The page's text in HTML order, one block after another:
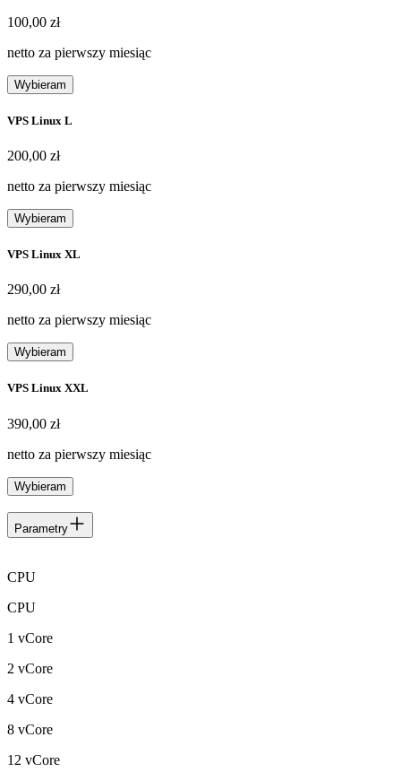
100,00 zł
100,00 zł
netto za pierwszy miesiąc
Wybieram
VPS Linux L
200,00 zł
200,00 zł
netto za pierwszy miesiąc
Wybieram
VPS Linux XL
290,00 zł
290,00 zł
netto za pierwszy miesiąc
Wybieram
VPS Linux XXL
390,00 zł
390,00 zł
netto za pierwszy miesiąc
Wybieram
Parametry
CPU
CPU
1 vCore
2 vCore
4 vCore
8 vCore
12 vCore